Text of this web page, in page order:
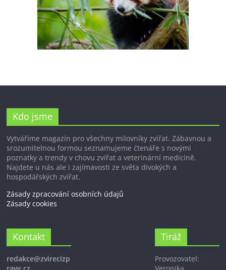
Kdo jsme
Vytváříme magazín pro všechny milovníky zvířat. Zábavnou a
srozumitelnou formou seznamujeme čtenáře s novými
poznatky a trendy v chovu zvířat a veterinární medicíně.
Najdete u nás ale i zajímavosti ze světa divokých a
hospodářských zvířat.
Zásady zpracování osobních údajů
Zásady cookies
Kontakt
redakce@zvirecizp
Tiráž
Provozovatel: